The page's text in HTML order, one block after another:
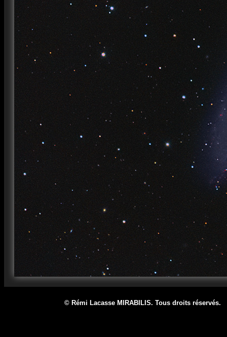
© Rémi Lacasse MIRABILIS. Tous droits